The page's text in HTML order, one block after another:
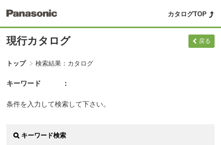
カタログTOP
現行カタログ 戻る
トップ 検索結果：カタログ
キーワード
条件を入力して検索して下さい。
キーワード検索